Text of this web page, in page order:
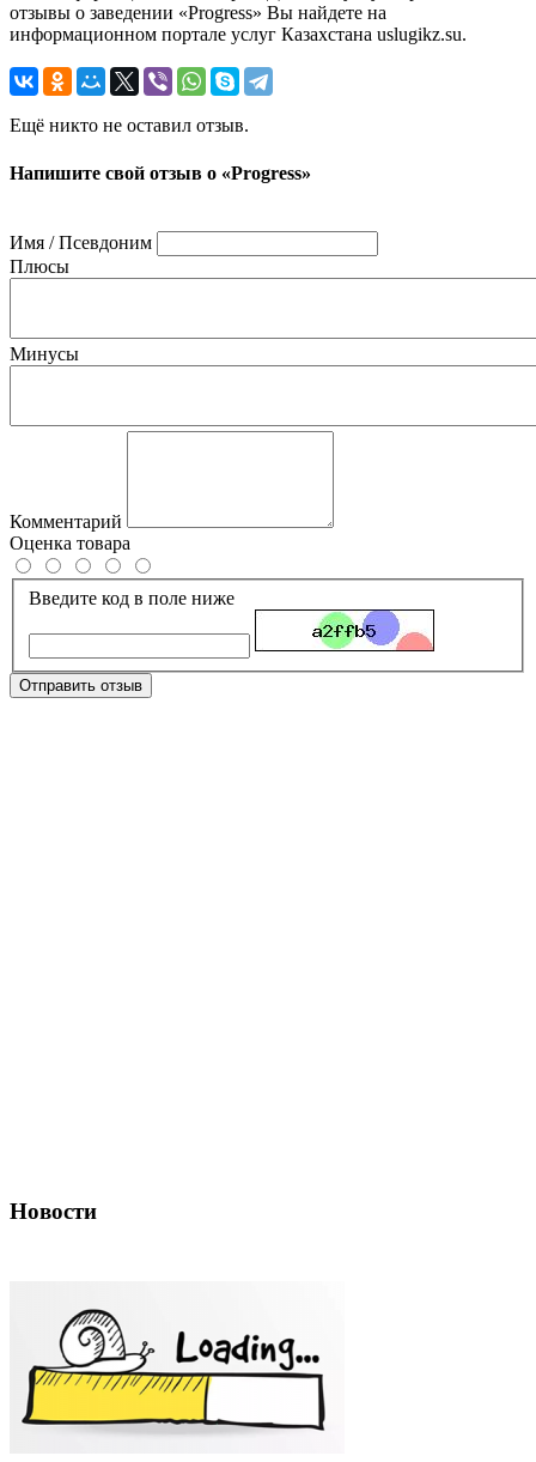
отзывы о заведении «Progress» Вы найдете на
информационном портале услуг Казахстана uslugikz.su.
Ещё никто не оставил отзыв.
Напишите свой отзыв о «Progress»
Имя / Псевдоним
Плюсы
Минусы
Комментарий
Оценка товара
Введите код в поле ниже
Отправить отзыв
Новости